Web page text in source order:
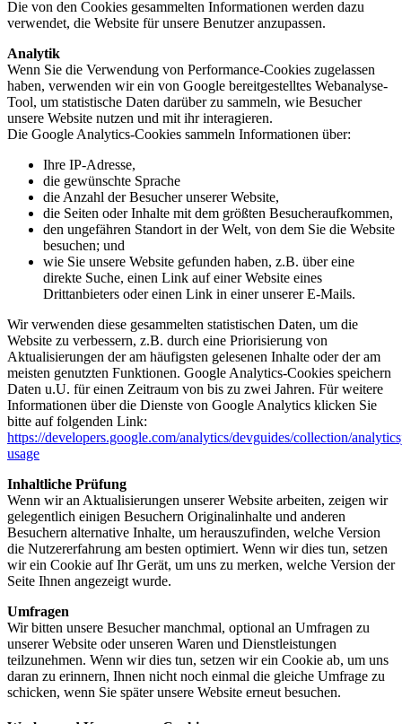
Die von den Cookies gesammelten Informationen werden dazu
verwendet, die Website für unsere Benutzer anzupassen.
Analytik
Wenn Sie die Verwendung von Performance-Cookies zugelassen
haben, verwenden wir ein von Google bereitgestelltes Webanalyse-
Tool, um statistische Daten darüber zu sammeln, wie Besucher
unsere Website nutzen und mit ihr interagieren.
Die Google Analytics-Cookies sammeln Informationen über:
Ihre IP-Adresse,
die gewünschte Sprache
die Anzahl der Besucher unserer Website,
die Seiten oder Inhalte mit dem größten Besucheraufkommen,
den ungefähren Standort in der Welt, von dem Sie die Website
besuchen; und
wie Sie unsere Website gefunden haben, z.B. über eine
direkte Suche, einen Link auf einer Website eines
Drittanbieters oder einen Link in einer unserer E-Mails.
Wir verwenden diese gesammelten statistischen Daten, um die
Website zu verbessern, z.B. durch eine Priorisierung von
Aktualisierungen der am häufigsten gelesenen Inhalte oder der am
meisten genutzten Funktionen. Google Analytics-Cookies speichern
Daten u.U. für einen Zeitraum von bis zu zwei Jahren. Für weitere
Informationen über die Dienste von Google Analytics klicken Sie
bitte auf folgenden Link:
https://developers.google.com/analytics/devguides/collection/
usage
Inhaltliche Prüfung
Wenn wir an Aktualisierungen unserer Website arbeiten, zeigen wir
gelegentlich einigen Besuchern Originalinhalte und anderen
Besuchern alternative Inhalte, um herauszufinden, welche Version
die Nutzererfahrung am besten optimiert. Wenn wir dies tun, setzen
wir ein Cookie auf Ihr Gerät, um uns zu merken, welche Version der
Seite Ihnen angezeigt wurde.
Umfragen
Wir bitten unsere Besucher manchmal, optional an Umfragen zu
unserer Website oder unseren Waren und Dienstleistungen
teilzunehmen. Wenn wir dies tun, setzen wir ein Cookie ab, um uns
daran zu erinnern, Ihnen nicht noch einmal die gleiche Umfrage zu
schicken, wenn Sie später unsere Website erneut besuchen.